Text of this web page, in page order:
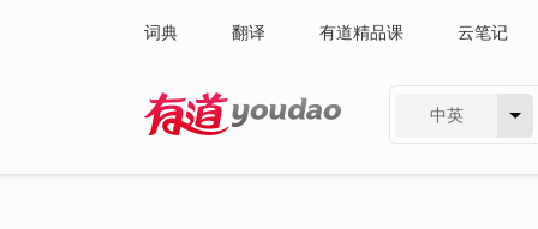
词典 翻译 有道精品课 云笔记
中英